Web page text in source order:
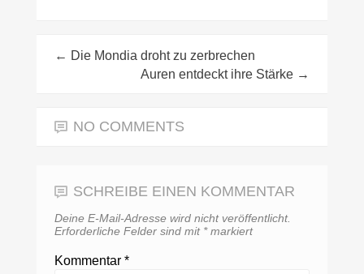
← Die Mondia droht zu zerbrechen
Auren entdeckt ihre Stärke →
NO COMMENTS
SCHREIBE EINEN KOMMENTAR
Deine E-Mail-Adresse wird nicht veröffentlicht.
Erforderliche Felder sind mit *markiert
Kommentar*